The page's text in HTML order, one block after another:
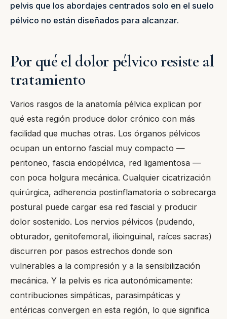
pelvis que los abordajes centrados solo en el suelo
pélvico no están diseñados para alcanzar.
Por qué el dolor pélvico resiste al
tratamiento
Varios rasgos de la anatomía pélvica explican por
qué esta región produce dolor crónico con más
facilidad que muchas otras. Los órganos pélvicos
ocupan un entorno fascial muy compacto —
peritoneo, fascia endopélvica, red ligamentosa —
con poca holgura mecánica. Cualquier cicatrización
quirúrgica, adherencia postinflamatoria o sobrecarga
postural puede cargar esa red fascial y producir
dolor sostenido. Los nervios pélvicos (pudendo,
obturador, genitofemoral, ilioinguinal, raíces sacras)
discurren por pasos estrechos donde son
vulnerables a la compresión y a la sensibilización
mecánica. Y la pelvis es rica autonómicamente:
contribuciones simpáticas, parasimpáticas y
entéricas convergen en esta región, lo que significa